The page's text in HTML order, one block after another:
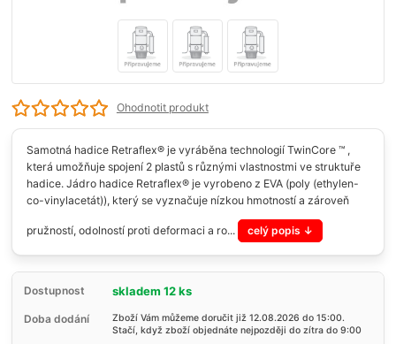
Ohodnotit produkt
Samotná hadice Retraflex® je vyráběna technologií TwinCore ™ ,
která umožňuje spojení 2 plastů s různými vlastnostmi ve struktuře
hadice. Jádro hadice Retraflex® je vyrobeno z EVA (poly (ethylen-
co-vinylacetát)), který se vyznačuje nízkou hmotností a zároveň
pružností, odolností proti deformaci a ro... celý popis
Dostupnost skladem 12 ks
Doba dodání
Zboží Vám můžeme doručit již 12.08.2026 do 15:00.
Stačí, když zboží objednáte nejpozději do zítra do 9:00